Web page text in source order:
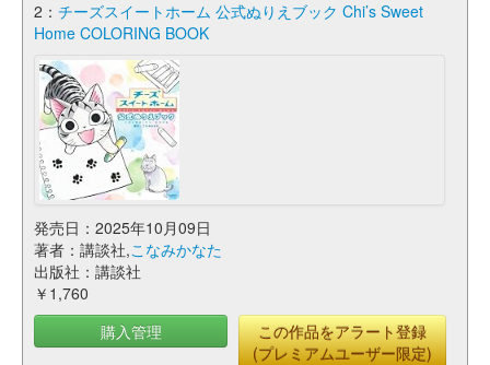
2： チーズスイートホーム 公式ぬりえブック Chi’s Sweet
Home COLORING BOOK
発売日：2025年10月09日
著者：講談社,こなみかなた
出版社：講談社
￥1,760
購入管理
この作品をアラート登録
(プレミアムユーザー限定)